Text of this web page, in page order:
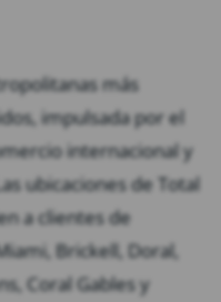
más
impulsada por el
internacional y
ubicaciones de Total
a clientes de
Brickell, Doral,
Coral Gables y